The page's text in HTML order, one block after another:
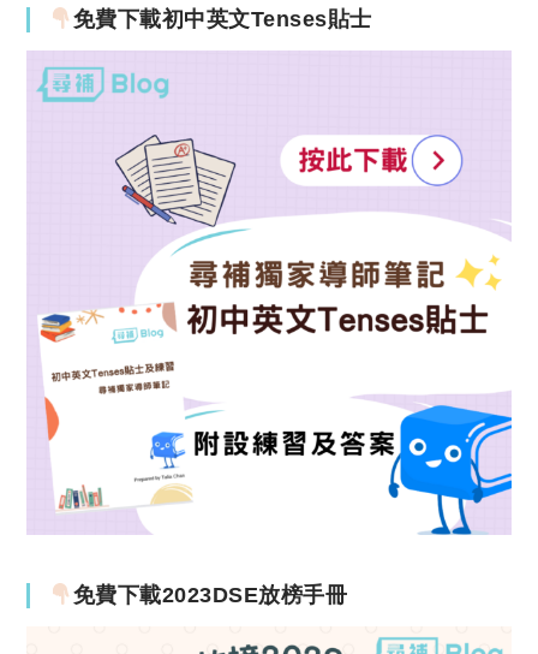
免費下載初中英文Tenses貼士
免費下載2023DSE放榜手冊